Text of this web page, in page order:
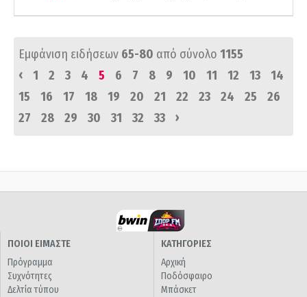
Εμφάνιση ειδήσεων 65-80 από σύνολο 1155
‹
1 2 3 4 5 6 7 8 9 10 11 12 13
14
15
16 17 18 19 20 21 22 23 24 25
26
27
28 29 30 31 32 33 ›
ΠΟΙΟΙ ΕΙΜΑΣΤΕ
Πρόγραμμα
Συχνότητες
Δελτία τύπου
ΚΑΤΗΓΟΡΙΕΣ
Αρχική
Ποδόσφαιρο
Μπάσκετ